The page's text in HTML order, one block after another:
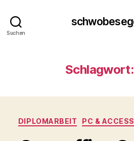
Suchen
Schlagwort:
DIPLOMARBEIT PC &